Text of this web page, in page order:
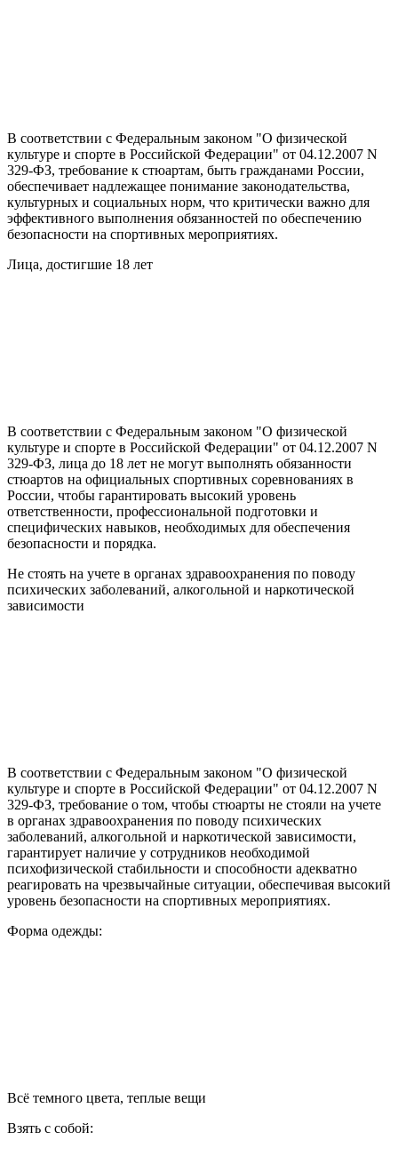
В соответствии с Федеральным законом "О физической
культуре и спорте в Российской Федерации" от 04.12.2007 N
329-ФЗ, требование к стюартам, быть гражданами России,
обеспечивает надлежащее понимание законодательства,
культурных и социальных норм, что критически важно для
эффективного выполнения обязанностей по обеспечению
безопасности на спортивных мероприятиях.
Лица, достигшие 18 лет
В соответствии с Федеральным законом "О физической
культуре и спорте в Российской Федерации" от 04.12.2007 N
329-ФЗ, лица до 18 лет не могут выполнять обязанности
стюартов на официальных спортивных соревнованиях в
России, чтобы гарантировать высокий уровень
ответственности, профессиональной подготовки и
специфических навыков, необходимых для обеспечения
безопасности и порядка.
Не стоять на учете в органах здравоохранения по поводу
психических заболеваний, алкогольной и наркотической
зависимости
В соответствии с Федеральным законом "О физической
культуре и спорте в Российской Федерации" от 04.12.2007 N
329-ФЗ, требование о том, чтобы стюарты не стояли на учете
в органах здравоохранения по поводу психических
заболеваний, алкогольной и наркотической зависимости,
гарантирует наличие у сотрудников необходимой
психофизической стабильности и способности адекватно
реагировать на чрезвычайные ситуации, обеспечивая высокий
уровень безопасности на спортивных мероприятиях.
Форма одежды:
Всё темного цвета, теплые вещи
Взять с собой: